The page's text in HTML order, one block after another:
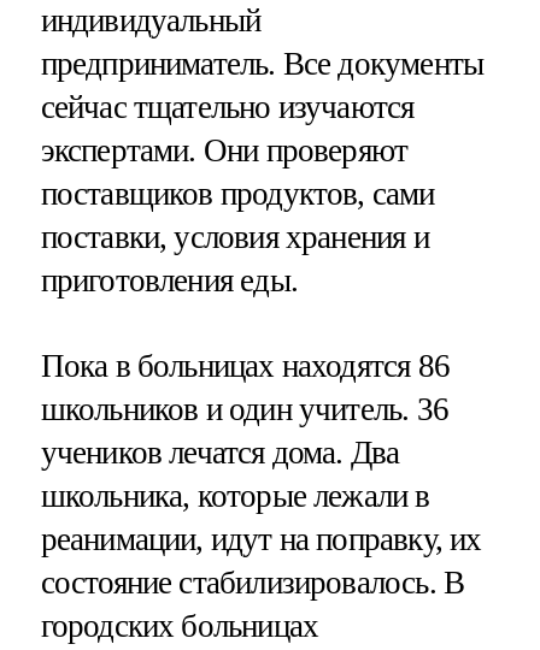
индивидуальный
предприниматель. Все документы
сейчас тщательно изучаются
экспертами. Они проверяют
поставщиков продуктов, сами
поставки, условия хранения и
приготовления еды.
Пока в больницах находятся 86
школьников и один учитель. 36
учеников лечатся дома. Два
школьника, которые лежали в
реанимации, идут на поправку, их
состояние стабилизировалось. В
городских больницах